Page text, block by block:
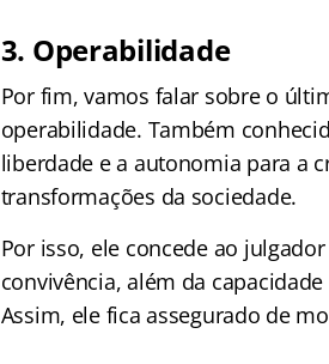
3. Operabilidade
Por fim, vamos falar sobre o
operabilidade. Também
liberdade e a autonomia para a
transformações da sociedade.
Por isso, ele concede ao
convivência, além da
Assim, ele fica assegurado de